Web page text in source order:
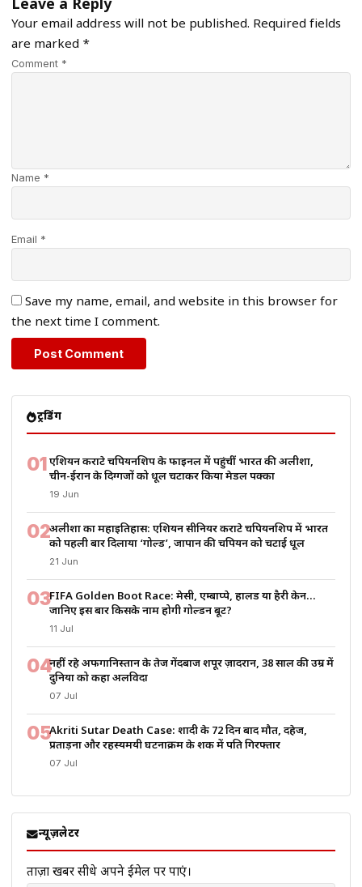
Leave a Reply
Your email address will not be published. Required fields
are marked *
Comment *
Name *
Email *
Save my name, email, and website in this browser for
the next time I comment.
ट्रेंडिंग
01एशियन कराटे चैंपियनशिप के फाइनल में पहुंचीं भारत की अलीशा,
चीन-ईरान के दिग्गजों को धूल चटाकर किया मेडल पक्का
19 Jun
02अलीशा का महाइतिहास: एशियन सीनियर कराटे चैंपियनशिप में भारत
को पहली बार दिलाया ‘गोल्ड’, जापान की चैंपियन को चटाई धूल
21 Jun
03FIFA Golden Boot Race: मेसी, एम्बाप्पे, हालैंड या हैरी केन…
जानिए इस बार किसके नाम होगी गोल्डन बूट?
11 Jul
04नहीं रहे अफगानिस्तान के तेज गेंदबाज शपूर ज़ादरान, 38 साल की उम्र में
दुनिया को कहा अलविदा
07 Jul
05Akriti Sutar Death Case: शादी के 72 दिन बाद मौत, दहेज,
प्रताड़ना और रहस्यमयी घटनाक्रम के शक में पति गिरफ्तार
07 Jul
न्यूज़लेटर
ताज़ा खबरें सीधे अपने ईमेल पर पाएं।